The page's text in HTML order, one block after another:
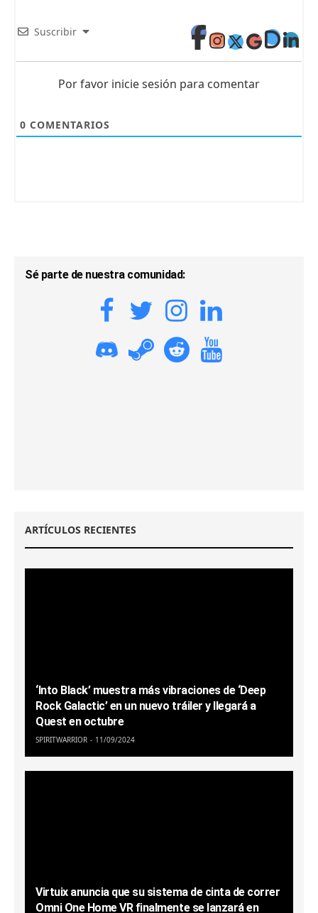
Suscribir
Por favor inicie sesión para comentar
0 COMENTARIOS
Sé parte de nuestra comunidad:
ARTÍCULOS RECIENTES
‘Into Black’ muestra más vibraciones de ‘Deep
Rock Galactic’ en un nuevo tráiler y llegará a
Quest en octubre
SPIRITWARRIOR 11/09/2024
Virtuix anuncia que su sistema de cinta de correr
Omni One Home VR finalmente se lanzará en